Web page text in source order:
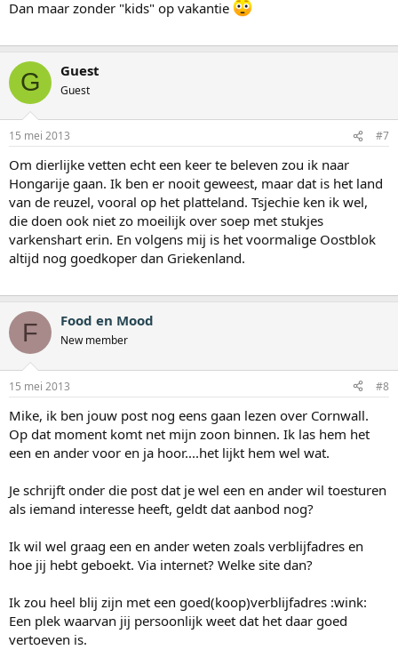
Dan maar zonder "kids" op vakantie
G Guest
Guest
15 mei 2013 #7
Om dierlijke vetten echt een keer te beleven zou ik naar
Hongarije gaan. Ik ben er nooit geweest, maar dat is het land
van de reuzel, vooral op het platteland. Tsjechie ken ik wel,
die doen ook niet zo moeilijk over soep met stukjes
varkenshart erin. En volgens mij is het voormalige Oostblok
altijd nog goedkoper dan Griekenland.
F Food en Mood
New member
15 mei 2013 #8
Mike, ik ben jouw post nog eens gaan lezen over Cornwall.
Op dat moment komt net mijn zoon binnen. Ik las hem het
een en ander voor en ja hoor....het lijkt hem wel wat.
Je schrijft onder die post dat je wel een en ander wil toesturen
als iemand interesse heeft, geldt dat aanbod nog?
Ik wil wel graag een en ander weten zoals verblijfadres en
hoe jij hebt geboekt. Via internet? Welke site dan?
Ik zou heel blij zijn met een goed(koop)verblijfadres :wink:
Een plek waarvan jij persoonlijk weet dat het daar goed
vertoeven is.